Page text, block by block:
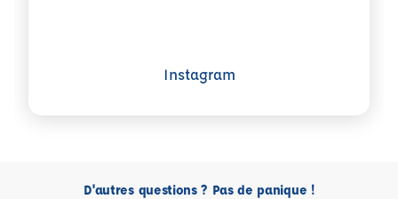
Instagram
D'autres questions ? Pas de panique !